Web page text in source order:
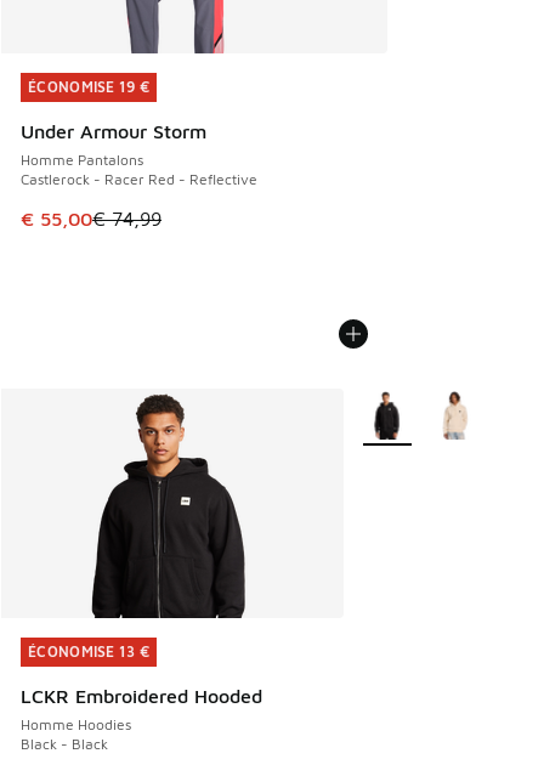
ÉCONOMISE 19 €
Under Armour Storm
Homme Pantalons
Castlerock - Racer Red - Reflective
Cet article est en promotion. Prix en baisse de € 74,99 à
€ 55,00€ 74,99
ÉCONOMISE 19 €
ÉCONOMISE 13 €
LCKR Embroidered Hooded
Homme Hoodies
Black - Black
ÉCONOMISE 13 €
Plus de couleurs